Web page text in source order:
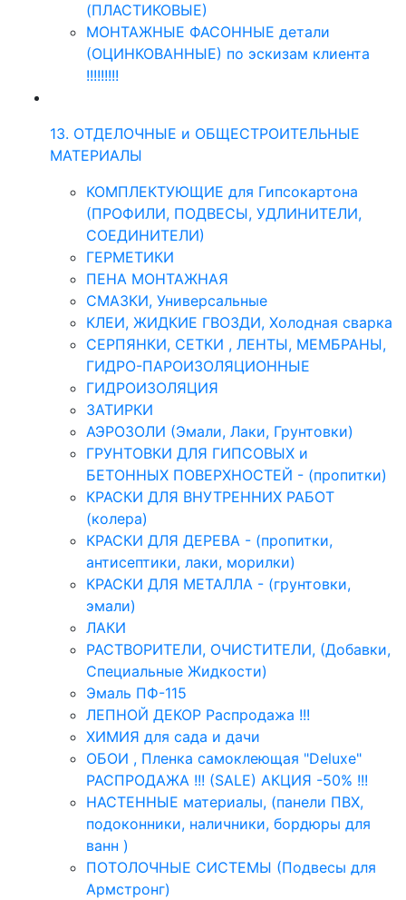
(ПЛАСТИКОВЫЕ)
МОНТАЖНЫЕ ФАСОННЫЕ детали
(ОЦИНКОВАННЫЕ) по эскизам клиента
!!!!!!!!!
13. ОТДЕЛОЧНЫЕ и ОБЩЕСТРОИТЕЛЬНЫЕ
МАТЕРИАЛЫ
КОМПЛЕКТУЮЩИЕ для Гипсокартона
(ПРОФИЛИ, ПОДВЕСЫ, УДЛИНИТЕЛИ,
СОЕДИНИТЕЛИ)
ГЕРМЕТИКИ
ПЕНА МОНТАЖНАЯ
СМАЗКИ, Универсальные
КЛЕИ, ЖИДКИЕ ГВОЗДИ, Холодная сварка
СЕРПЯНКИ, СЕТКИ , ЛЕНТЫ, МЕМБРАНЫ,
ГИДРО-ПАРОИЗОЛЯЦИОННЫЕ
ГИДРОИЗОЛЯЦИЯ
ЗАТИРКИ
АЭРОЗОЛИ (Эмали, Лаки, Грунтовки)
ГРУНТОВКИ ДЛЯ ГИПСОВЫХ и
БЕТОННЫХ ПОВЕРХНОСТЕЙ - (пропитки)
КРАСКИ ДЛЯ ВНУТРЕННИХ РАБОТ
(колера)
КРАСКИ ДЛЯ ДЕРЕВА - (пропитки,
антисептики, лаки, морилки)
КРАСКИ ДЛЯ МЕТАЛЛА - (грунтовки,
эмали)
ЛАКИ
РАСТВОРИТЕЛИ, ОЧИСТИТЕЛИ, (Добавки,
Специальные Жидкости)
Эмаль ПФ-115
ЛЕПНОЙ ДЕКОР Распродажа !!!
ХИМИЯ для сада и дачи
ОБОИ , Пленка самоклеющая "Deluxe"
РАСПРОДАЖА !!! (SALE) АКЦИЯ -50% !!!
НАСТЕННЫЕ материалы, (панели ПВХ,
подоконники, наличники, бордюры для
ванн )
ПОТОЛОЧНЫЕ СИСТЕМЫ (Подвесы для
Армстронг)